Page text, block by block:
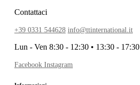
Contattaci
+39 0331 544628 info@ttinternational.it
Lun - Ven 8:30 - 12:30 • 13:30 - 17:30
Facebook Instagram